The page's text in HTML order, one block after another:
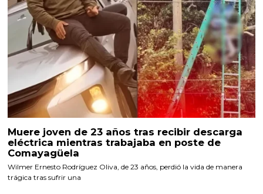
Muere joven de 23 años tras recibir descarga
eléctrica mientras trabajaba en poste de
Comayagüela
Wilmer Ernesto Rodríguez Oliva, de 23 años, perdió la vida de manera
trágica tras sufrir una